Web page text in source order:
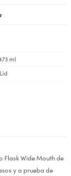
ml
Flask Wide Mouth de
y a prueba de